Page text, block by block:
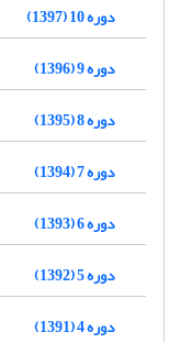
دوره 10 (1397)
دوره 9 (1396)
دوره 8 (1395)
دوره 7 (1394)
دوره 6 (1393)
دوره 5 (1392)
دوره 4 (1391)